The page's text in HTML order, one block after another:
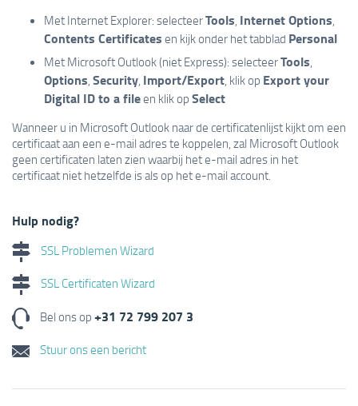
Met Internet Explorer: selecteerTools, Internet Options,
Contents Certificates en kijk onder het tabblad Personal
Met Microsoft Outlook (niet Express): selecteerTools,
Options, Security, Import/Export, klik op Export your
Digital ID to a fileen klik op Select
Wanneer u in Microsoft Outlook naar de certificatenlijst kijkt om een
certificaat aan een e-mail adres te koppelen, zal Microsoft Outlook
geen certificaten laten zien waarbij het e-mail adres in het
certificaat niet hetzelfde is als op het e-mail account.
Hulp nodig?
SSL Problemen Wizard
SSL Certificaten Wizard
Bel ons op +31 72 799 207 3
Stuur ons een bericht